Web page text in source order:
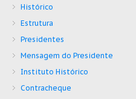
Histórico
Estrutura
Presidentes
Mensagem do Presidente
Instituto Histórico
Contracheque